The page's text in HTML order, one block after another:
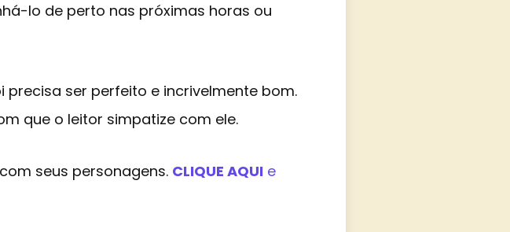
lo de perto nas próximas horas ou
precisa ser perfeito e incrivelmente bom.
que o leitor simpatize com ele.
seus personagens. CLIQUE AQUI e